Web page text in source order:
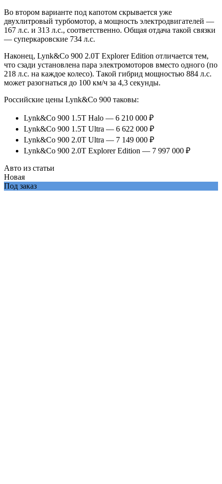
Во втором варианте под капотом скрывается уже
двухлитровый турбомотор, а мощность электродвигателей —
167 л.с. и 313 л.с., соответственно. Общая отдача такой связки
— суперкаровские 734 л.с.
Наконец, Lynk&Co 900 2.0T Explorer Edition отличается тем,
что сзади установлена пара электромоторов вместо одного (по
218 л.с. на каждое колесо). Такой гибрид мощностью 884 л.с.
может разогнаться до 100 км/ч за 4,3 секунды.
Российские цены Lynk&Co 900 таковы:
Lynk&Co 900 1.5T Halo — 6 210 000 ₽
Lynk&Co 900 1.5T Ultra — 6 622 000 ₽
Lynk&Co 900 2.0T Ultra — 7 149 000 ₽
Lynk&Co 900 2.0T Explorer Edition — 7 997 000 ₽
Авто из статьи
Новая
Под заказ